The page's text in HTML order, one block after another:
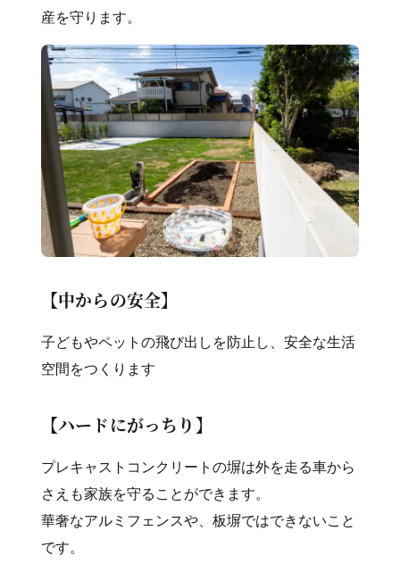
産を守ります。
【中からの安全】
子どもやペットの飛び出しを防止し、安全な生活
空間をつくります
【ハードにがっちり】
プレキャストコンクリートの塀は外を走る車から
さえも家族を守ることができます。
華奢なアルミフェンスや、板塀ではできないこと
です。